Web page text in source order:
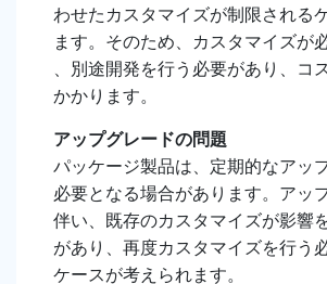
わせたカスタマイズが制限される
ます。そのため、カスタマイズが
、別途開発を行う必要があり、コ
かかります。
アップグレードの問題
パッケージ製品は、定期的なアッ
必要となる場合があります。アッ
伴い、既存のカスタマイズが影響
があり、再度カスタマイズを行う
ケースが考えられます。